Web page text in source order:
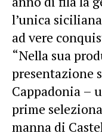
l’unica
ad vere
“Nella sua
presentazione
Cappadonia –
prime
manna di